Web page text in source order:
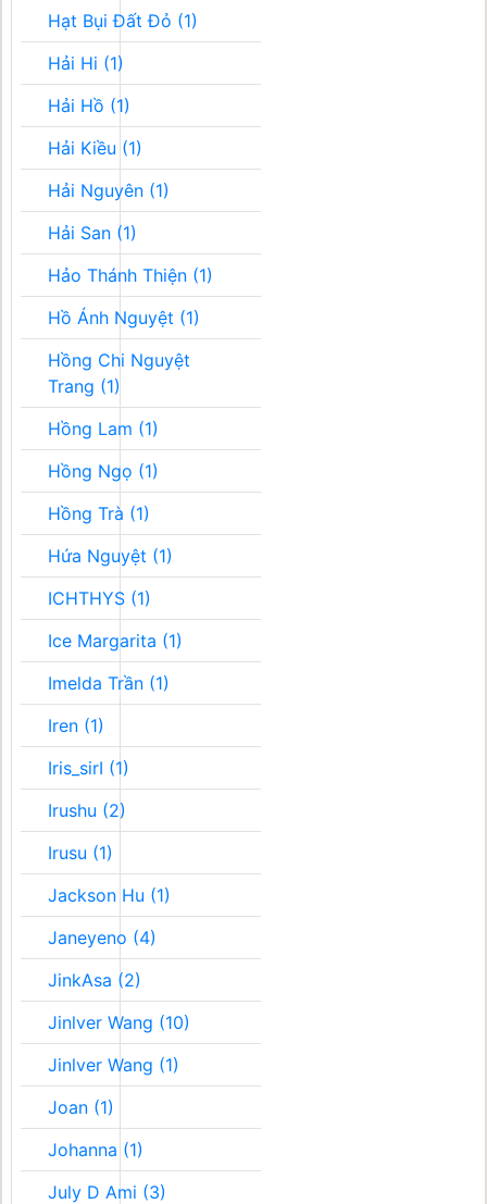
Hạt Bụi Đất Đỏ (1)
Hải Hi (1)
Hải Hồ (1)
Hải Kiều (1)
Hải Nguyên (1)
Hải San (1)
Hảo Thánh Thiện (1)
Hồ Ánh Nguyệt (1)
Hồng Chi Nguyệt
Trang (1)
Hồng Lam (1)
Hồng Ngọ (1)
Hồng Trà (1)
Hứa Nguyệt (1)
ICHTHYS (1)
Ice Margarita (1)
Imelda Trần (1)
Iren (1)
Iris_sirI (1)
Irushu (2)
Irusu (1)
Jackson Hu (1)
Janeyeno (4)
JinkAsa (2)
Jinlver Wang (10)
Jinlver Wang (1)
Joan (1)
Johanna (1)
July D Ami (3)